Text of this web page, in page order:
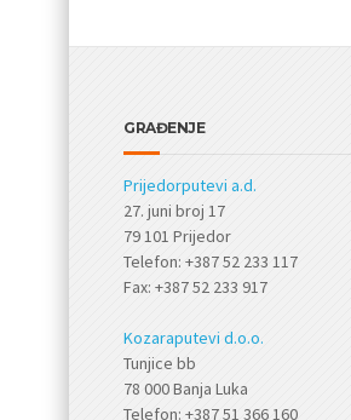
GRAĐENJE
Prijedorputevi a.d.
27. juni broj 17
79 101 Prijedor
Telefon: +387 52 233 117
Fax: +387 52 233 917
Kozaraputevi d.o.o.
Tunjice bb
78 000 Banja Luka
Telefon: +387 51 366 160